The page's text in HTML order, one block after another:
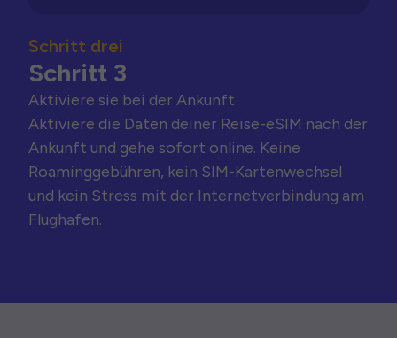
Schritt drei
Schritt 3
Aktiviere sie bei der Ankunft
Aktiviere die Daten deiner Reise-eSIM nach der
Ankunft und gehe sofort online. Keine
Roaminggebühren, kein SIM-Kartenwechsel
und kein Stress mit der Internetverbindung am
Flughafen.